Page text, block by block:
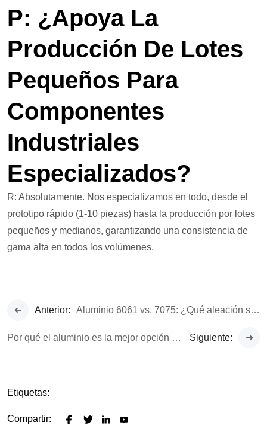
P: ¿Apoya La
Producción De Lotes
Pequeños Para
Componentes
Industriales
Especializados?
R: Absolutamente. Nos especializamos en todo, desde el
prototipo rápido (1-10 piezas) hasta la producción por lotes
pequeños y medianos, garantizando una consistencia de
gama alta en todos los volúmenes.
Anterior: Aluminio 6061 vs. 7075: ¿Qué aleación se adapta mejor a su carcasa?
Por qué el aluminio es la mejor opción para auriculares premium Siguiente:
Etiquetas:
Compartir: